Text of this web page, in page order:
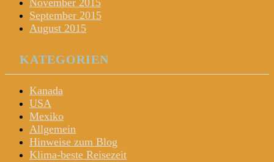
September 2015
August 2015
KATEGORIEN
Kanada
USA
Mexiko
Allgemein
Hinweise zum Blog
Klima-beste Reisezeit